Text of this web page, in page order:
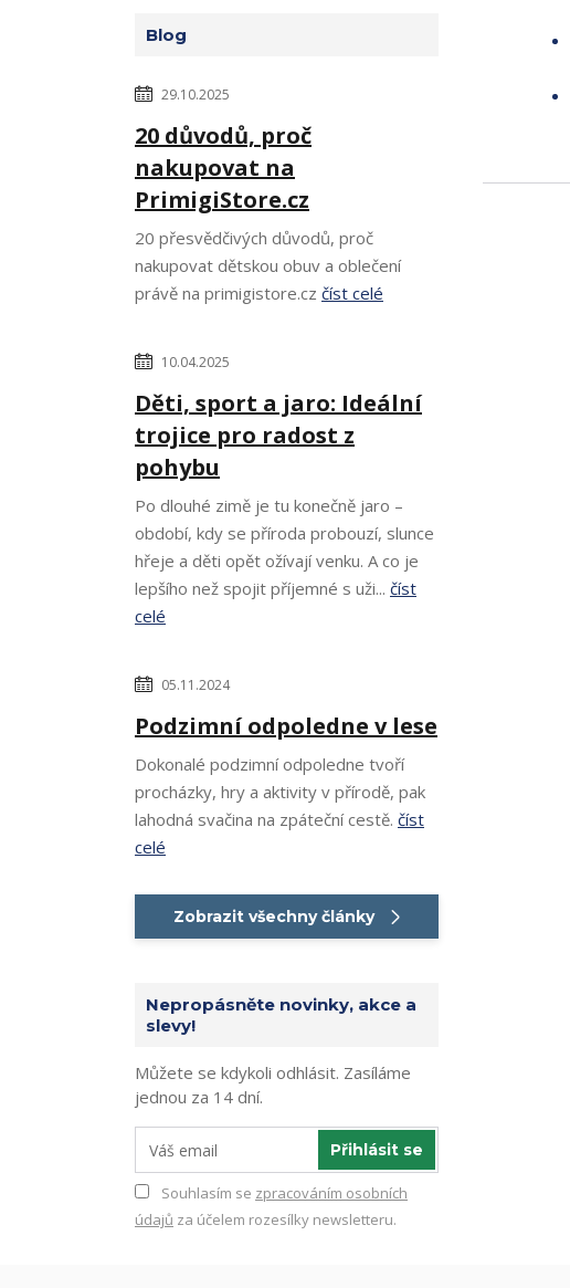
Blog
29.10.2025
20 důvodů, proč
nakupovat na
PrimigiStore.cz
20 přesvědčivých důvodů, proč
nakupovat dětskou obuv a oblečení
právě na primigistore.cz číst celé
10.04.2025
Děti, sport a jaro: Ideální
trojice pro radost z
pohybu
Po dlouhé zimě je tu konečně jaro –
období, kdy se příroda probouzí, slunce
hřeje a děti opět ožívají venku. A co je
lepšího než spojit příjemné s uži... číst
celé
05.11.2024
Podzimní odpoledne v lese
Dokonalé podzimní odpoledne tvoří
procházky, hry a aktivity v přírodě, pak
lahodná svačina na zpáteční cestě. číst
celé
Zobrazit všechny články
Nepropásněte novinky, akce a
slevy!
Můžete se kdykoli odhlásit. Zasíláme
jednou za 14 dní.
Přihlásit se
Souhlasím se zpracováním osobních
údajů za účelem rozesílky newsletteru.